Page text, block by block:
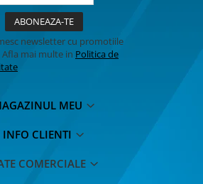
newsletter cu promotiile
mai multe in Politica de
MEU
INFO CLIENTI
COMERCIALE